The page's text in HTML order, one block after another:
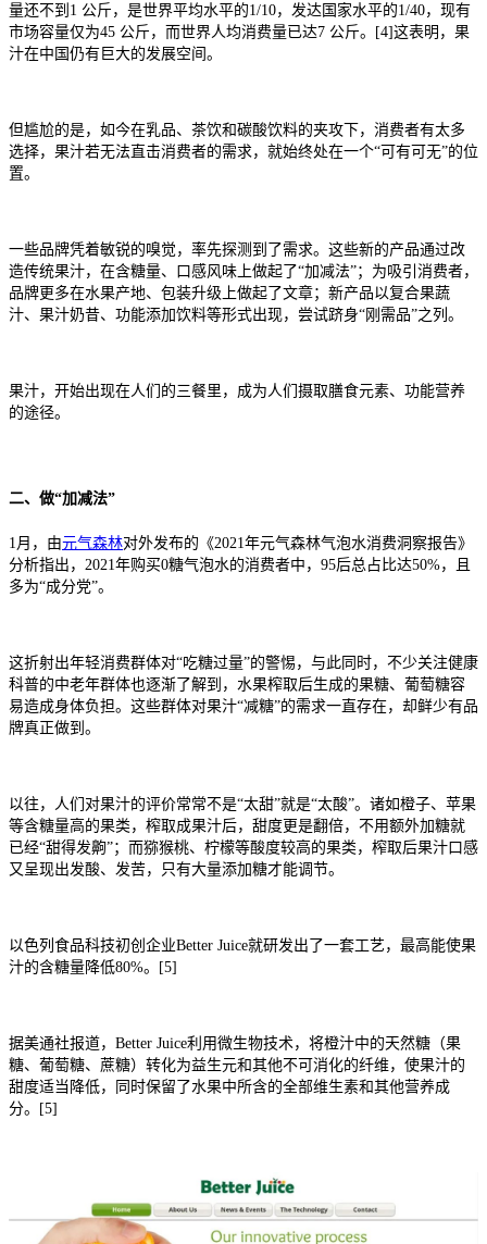
量还不到1 公斤，是世界平均水平的1/10，发达国家水平的1/40，现有
市场容量仅为45 公斤，而世界人均消费量已达7 公斤。[4]这表明，果
汁在中国仍有巨大的发展空间。
但尴尬的是，如今在乳品、茶饮和碳酸饮料的夹攻下，消费者有太多
选择，果汁若无法直击消费者的需求，就始终处在一个“可有可无”的位
置。
一些品牌凭着敏锐的嗅觉，率先探测到了需求。这些新的产品通过改
造传统果汁，在含糖量、口感风味上做起了“加减法”；为吸引消费者，
品牌更多在水果产地、包装升级上做起了文章；新产品以复合果蔬
汁、果汁奶昔、功能添加饮料等形式出现，尝试跻身“刚需品”之列。
果汁，开始出现在人们的三餐里，成为人们摄取膳食元素、功能营养
的途径。
二、做“加减法”
1月，由元气森林对外发布的《2021年元气森林气泡水消费洞察报告》
分析指出，2021年购买0糖气泡水的消费者中，95后总占比达50%，且
多为“成分党”。
这折射出年轻消费群体对“吃糖过量”的警惕，与此同时，不少关注健康
科普的中老年群体也逐渐了解到，水果榨取后生成的果糖、葡萄糖容
易造成身体负担。这些群体对果汁“减糖”的需求一直存在，却鲜少有品
牌真正做到。
以往，人们对果汁的评价常常不是“太甜”就是“太酸”。诸如橙子、苹果
等含糖量高的果类，榨取成果汁后，甜度更是翻倍，不用额外加糖就
已经“甜得发齁”；而猕猴桃、柠檬等酸度较高的果类，榨取后果汁口感
又呈现出发酸、发苦，只有大量添加糖才能调节。
以色列食品科技初创企业Better Juice就研发出了一套工艺，最高能使果
汁的含糖量降低80%。[5]
据美通社报道，Better Juice利用微生物技术，将橙汁中的天然糖（果
糖、葡萄糖、蔗糖）转化为益生元和其他不可消化的纤维，使果汁的
甜度适当降低，同时保留了水果中所含的全部维生素和其他营养成
分。[5]